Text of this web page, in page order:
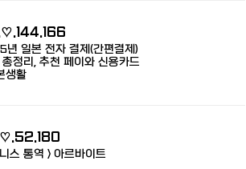
일본 전자 결제(간편결제)
총정리, 추천 페이와 신용카드
생활
스 통역 > 아르바이트